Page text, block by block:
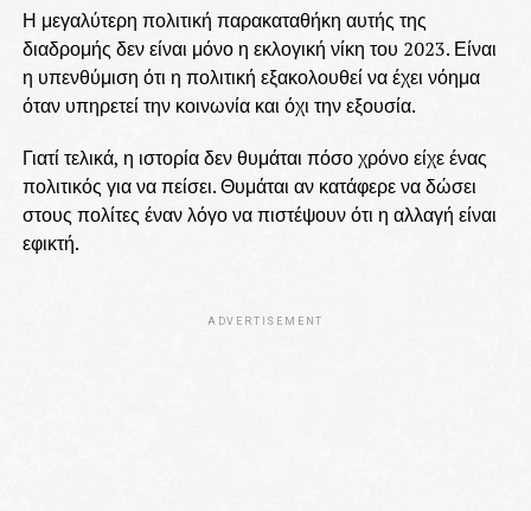
Η μεγαλύτερη πολιτική παρακαταθήκη αυτής της
διαδρομής δεν είναι μόνο η εκλογική νίκη του 2023. Είναι
η υπενθύμιση ότι η πολιτική εξακολουθεί να έχει νόημα
όταν υπηρετεί την κοινωνία και όχι την εξουσία.
Γιατί τελικά, η ιστορία δεν θυμάται πόσο χρόνο είχε ένας
πολιτικός για να πείσει. Θυμάται αν κατάφερε να δώσει
στους πολίτες έναν λόγο να πιστέψουν ότι η αλλαγή είναι
εφικτή.
ADVERTISEMENT